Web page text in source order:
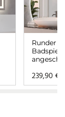
Runder
– Noemi
239,90€